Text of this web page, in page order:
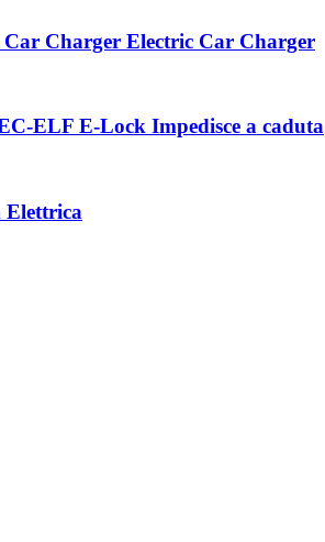
Charger Electric Car Charger
ELF E-Lock Impedisce a caduta